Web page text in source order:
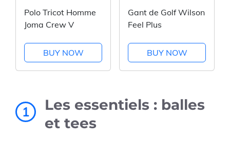
Polo Tricot Homme
Joma Crew V
BUY NOW
Gant de Golf Wilson
Feel Plus
BUY NOW
1
Les essentiels : balles
et tees